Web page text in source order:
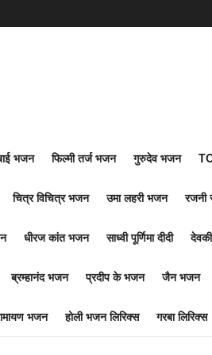
भजन फिल्मी तर्ज भजन गुरुदेव भजन
चित्र विचित्र भजन उमा लहरी भजन रजनी
धीरज कांत भजन साध्वी पूर्णिमा दीदी
ब्रम्हानंद भजन प्रदीप के भजन जैन भजन
भजन होली भजन लिरिक्स गरबा लिरिक्स